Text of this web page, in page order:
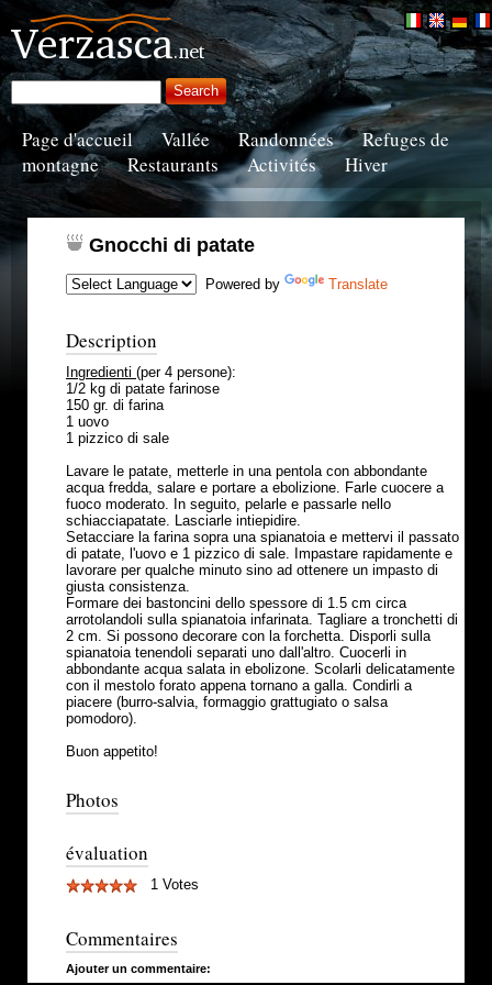
Page d'accueil Vallée Randonnées
Refuges de
montagne
Restaurants Activités Hiver
Gnocchi di patate
Powered by Translate
Description
Ingredienti (per 4 persone):
1/2 kg di patate farinose
150 gr. di farina
1 uovo
1 pizzico di sale
Lavare le patate, metterle in una pentola con abbondante
acqua fredda, salare e portare a ebolizione. Farle cuocere a
fuoco moderato. In seguito, pelarle e passarle nello
schiacciapatate. Lasciarle intiepidire.
Setacciare la farina sopra una spianatoia e mettervi il passato
di patate, l'uovo e 1 pizzico di sale. Impastare rapidamente e
lavorare per qualche minuto sino ad ottenere un impasto di
giusta consistenza.
Formare dei bastoncini dello spessore di 1.5 cm circa
arrotolandoli sulla spianatoia infarinata. Tagliare a tronchetti di
2 cm. Si possono decorare con la forchetta. Disporli sulla
spianatoia tenendoli separati uno dall'altro. Cuocerli in
abbondante acqua salata in ebolizone. Scolarli delicatamente
con il mestolo forato appena tornano a galla. Condirli a
piacere (burro-salvia, formaggio grattugiato o salsa
pomodoro).
Buon appetito!
Photos
évaluation
1 Votes
Commentaires
Ajouter un commentaire: